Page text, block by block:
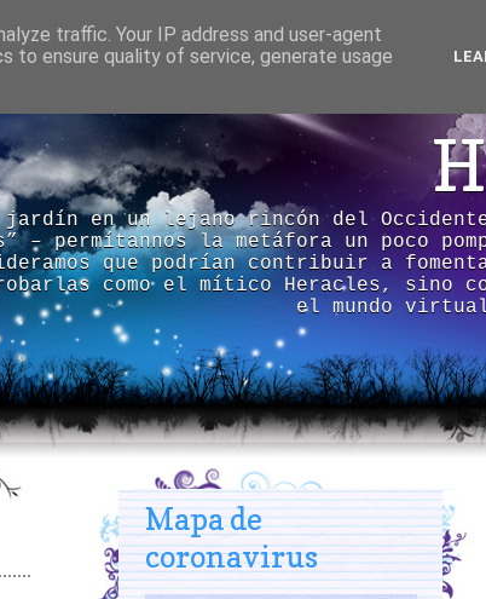
en un lejano rincón del Occidente
– permítannos la metáfora un poco
que podrían contribuir a
como el mítico Heracles, sino
el mundo
Mapa de
coronavirus
traffic. Your IP address and user-agent
to ensure quality of service, generate usage